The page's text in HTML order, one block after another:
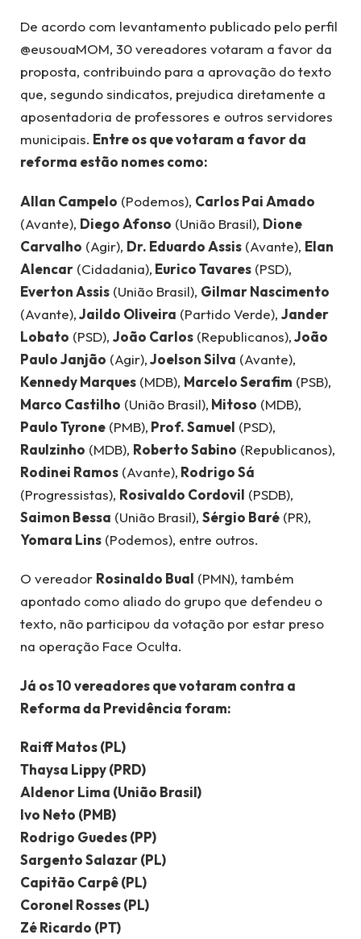
De acordo com levantamento publicado pelo perfil
@eusouaMOM, 30 vereadores votaram a favor da
proposta, contribuindo para a aprovação do texto
que, segundo sindicatos, prejudica diretamente a
aposentadoria de professores e outros servidores
municipais. Entre os que votaram a favor da
reforma estão nomes como:
Allan Campelo (Podemos), Carlos Pai Amado
(Avante), Diego Afonso (União Brasil), Dione
Carvalho (Agir), Dr. Eduardo Assis (Avante), Elan
Alencar (Cidadania), Eurico Tavares (PSD),
Everton Assis (União Brasil), Gilmar Nascimento
(Avante),Jaildo Oliveira (Partido Verde), Jander
Lobato (PSD), João Carlos (Republicanos),João
Paulo Janjão (Agir),Joelson Silva (Avante),
Kennedy Marques (MDB), Marcelo Serafim (PSB),
Marco Castilho (União Brasil), Mitoso (MDB),
Paulo Tyrone (PMB), Prof. Samuel (PSD),
Raulzinho (MDB), Roberto Sabino (Republicanos),
Rodinei Ramos (Avante), Rodrigo Sá
(Progressistas), Rosivaldo Cordovil (PSDB),
Saimon Bessa (União Brasil), Sérgio Baré (PR),
Yomara Lins (Podemos), entre outros.
O vereador Rosinaldo Bual (PMN), também
apontado como aliado do grupo que defendeu o
texto, não participou da votação por estar preso
na operação Face Oculta.
Já os 10 vereadores que votaram contra a
Reforma da Previdência foram:
Raiff Matos (PL)
Thaysa Lippy (PRD)
Aldenor Lima (União Brasil)
Ivo Neto (PMB)
Rodrigo Guedes (PP)
Sargento Salazar (PL)
Capitão Carpê (PL)
Coronel Rosses (PL)
Zé Ricardo (PT)